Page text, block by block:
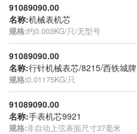
91089090.00
名称:机械表机芯
规格:约0.003KG/只/无型号
91089090.00
名称:行针机械表芯/8215/西铁城牌
规格:0.01175KG/只
91089090.00
名称:手表机芯9921
规格:非自动上弦表面尺寸37毫米